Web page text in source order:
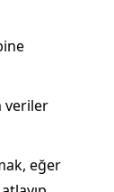
veriler
eğer